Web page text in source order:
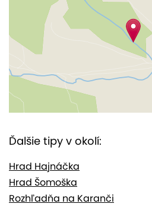
Ďalšie tipy v okolí:
Hrad Hajnáčka
Hrad Šomoška
Rozhľadňa na Karanči